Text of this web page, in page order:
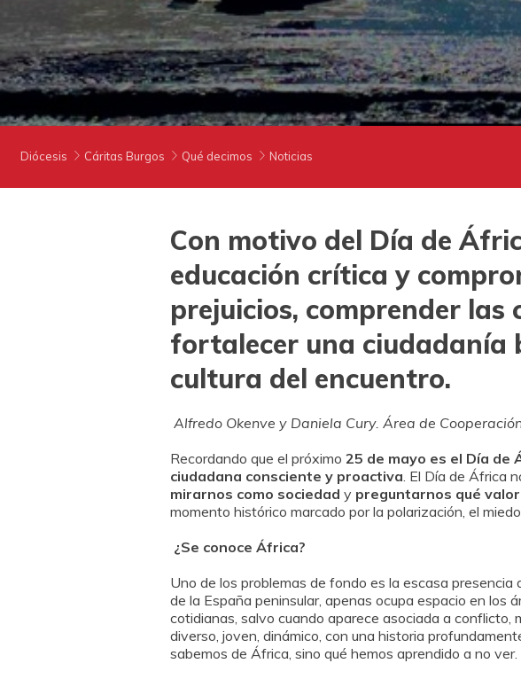
Diócesis Cáritas Burgos Qué decimos Noticias
Con motivo del Día de
educación crítica y
prejuicios, comprender
fortalecer una ciudadanía
cultura del encuentro.
Alfredo Okenve y Daniela Cury. Área de
Recordando que el próximo 25 de mayo es el Día de
ciudadana consciente y proactiva. El Día de África
mirarnos como sociedad y preguntarnos qué
momento histórico marcado por la polarización, el
¿Se conoce África?
Uno de los problemas de fondo es la escasa
de la España peninsular, apenas ocupa espacio en los
cotidianas, salvo cuando aparece asociada a conflicto,
diverso, joven, dinámico, con una historia
sabemos de África, sino qué hemos aprendido a no ver.